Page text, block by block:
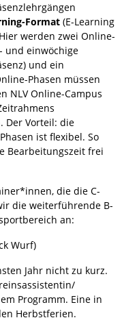
Format (E-Learning
werden zwei Online-
und einwöchige
und ein
Phasen müssen
NLV Online-Campus
Der Vorteil: die
ist flexibel. So
Bearbeitungszeit frei
die die C-
die weiterführende B-
an:
Wurf)
Jahr nicht zu kurz.
Programm. Eine in
Herbstferien.